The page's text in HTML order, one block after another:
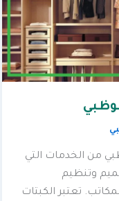
من الخدمات التي
وتنظيم
تعتبر الكبتات